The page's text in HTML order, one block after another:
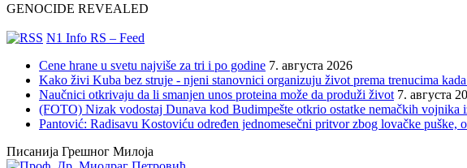
GENOCIDE REVEALED
N1 Info RS – Feed
Cene hrane u svetu najviše za tri i po godine 7. августа 2026
Kako živi Kuba bez struje - njeni stanovnici organizuju život prema trenucima
Naučnici otkrivaju da li smanjen unos proteina može da produži život 7. августа
(FOTO) Nizak vodostaj Dunava kod Budimpešte otkrio ostatke nemačkih vojnika
Pantović: Radisavu Kostoviću određen jednomesečni pritvor zbog lovačke puške,
Писанија Грешног Милоја